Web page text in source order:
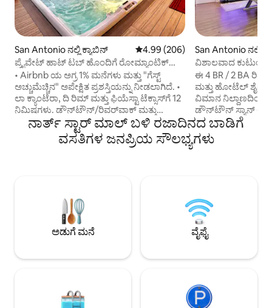
San Antonio ನಲ್ಲಿ ಕ್ಯಾಬಿನ್ 5 ರಲ್ಲಿ 4.99 ಸರಾಸರಿ ರೇಟಿಂಗ್, 206
4.99 (206)
ಪ್ರೈವೇಟ್ ಹಾಟ್ ಟಬ್ ಹೊಂದಿಗೆ ರೋಮ್ಯಾಂಟಿಕ್
ಹಿಲ್ ಕಂಟ್ರಿ ಕ್ಯಾಬಿನ್
• Airbnb ಯ ಅಗ್ರ 1% ಮನೆಗಳು ಮತ್ತು "ಗೆಸ್ಟ್
ಅಚ್ಚುಮೆಚ್ಚಿನ" ಅಪೇಕ್ಷಿತ ಪ್ರಶಸ್ತಿಯನ್ನು ನೀಡಲಾಗಿದೆ. •
ಲಾ ಕ್ಯಾಂಟೆರಾ, ದಿ ರಿಮ್ ಮತ್ತು ಫಿಯೆಸ್ಟಾ ಟೆಕ್ಸಾಸ್‌ಗೆ 12
ನಿಮಿಷಗಳು. ಡೌನ್‌ಟೌನ್/ರಿವರ್‌ವಾಕ್ ಮತ್ತು
ಸೀವರ್ಲ್ಡ್‌ಗೆ 25 ನಿಮಿಷಗಳು (ಟ್ರಾಫಿಕ್ ಬಾಕಿ ಇದೆ) •
ಹಾಟ್ ಟಬ್‌ನಲ್ಲಿ ವಿಶ್ರಾಂತಿ ಪಡೆಯಿರಿ ಮತ್ತು ಸ್ಪಷ್ಟವಾದ
ಹಿಲ್ ಕಂಟ್ರಿ ರಾತ್ರಿಯಲ್ಲಿ ನಕ್ಷತ್ರಗಳು ಮತ್ತು ಗ್ರಹಗಳನ್ನು
ಮತ್ತು ಗ್ರಹಗಳನ್ನು ಆನಂದಿಸಿ. ಕೆಳಗಿನ ಕಣಿವೆಯಲ್ಲಿ
ಜಿಂಕೆ ಮತ್ತು ಟರ್ಕಿ ಆಗಾಗ್ಗೆ ಕಂಡುಬರುತ್ತವೆ. ಕವರ್
ಡೆಕ್ ಅಡಿಯಲ್ಲಿ ನಿಮ್ಮ ಕಾಫಿಯನ್ನು ಆನಂದಿಸಿ.
San Antonio ನಲ್ಲಿ
ವಿಶಾಲವಾದ ಕುಟುಂಬ
ಆಟಗಳು ಮತ್ತು ಫೈರ್
ಈ 4 BR / 2 BA
ಮತ್ತು ಹೋಟೆಲ್
ವಿಮಾನ ನಿಲ್ದಾಣದಿಂದ
ಡೌನ್‌ಟೌನ್ ಸ್ಯಾನ್
ನಿಮಿಷಗಳು, ಪ್ರಮುಖ
ಹೆದ್ದಾರಿ ಪ್ರವೇಶವನ್ನು ಹೊಂದಿದೆ! •
ಹಾಸಿಗೆಗಳು ಮತ್ತು
ಕುಟುಂಬ ಸ್ನೇಹಿ,
ವಿಶ್ರಾಂತಿ ಪಡೆಯಿರಿ,
—ನಿಮ್ಮ ಸ್ಯಾನ್
ಪ್ರಾರಂಭವಾಗುತ್ತದೆ.
ನಾರ್ತ್ ಸ್ಟಾರ್ ಮಾಲ್ ಬಳಿ ರಜಾದಿನದ ಬಾಡಿಗೆ
ವಸತಿಗಳ ಜನಪ್ರಿಯ ಸೌಲಭ್ಯಗಳು
ಅಡುಗೆ ಮನೆ ವೈಫೈ